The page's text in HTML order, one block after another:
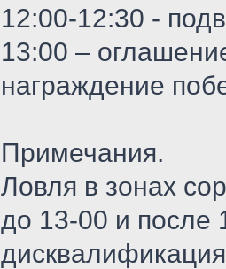
12:00-12:30 -
13:00 –
награждение
Примечания.
Ловля в зонах
до 13-00 и после